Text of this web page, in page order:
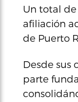
Un total
afiliación
de Puerto
Desde sus
parte